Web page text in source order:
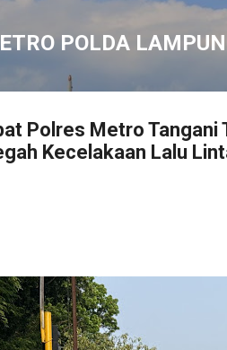
POLDA
Polres Metro Tangani
Kecelakaan Lalu